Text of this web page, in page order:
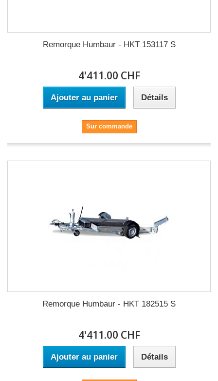
Remorque Humbaur - HKT 153117 S
4'411.00 CHF
Ajouter au panier Détails
Sur commande
Remorque Humbaur - HKT 182515 S
4'411.00 CHF
Ajouter au panier Détails